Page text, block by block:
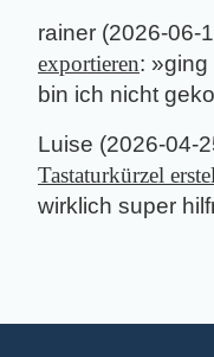
rainer (2026-06-
exportieren: »ging
bin ich nicht
Luise (2026-04-
Tastaturkürzel
wirklich super